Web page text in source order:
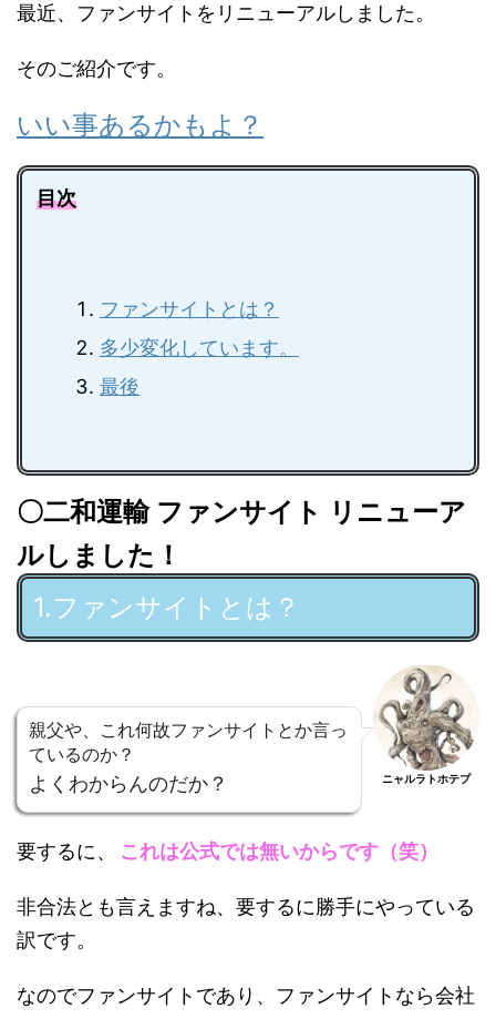
最近、ファンサイトをリニューアルしました。
そのご紹介です。
いい事あるかもよ？
目次
ファンサイトとは？
多少変化しています。
最後
〇二和運輸 ファンサイト リニューア
ルしました！
1.ファンサイトとは？
親父や、これ何故ファンサイトとか言っ
ているのか？
よくわからんのだか？ ニャルラトホテプ
要するに、 これは公式では無いからです（笑）
非合法とも言えますね、要するに勝手にやっている
訳です。
なのでファンサイトであり、ファンサイトなら会社